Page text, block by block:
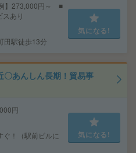
】273,000円～ ■
あり
駅徒歩13分
気になる!
〇あんしん長期！貿易事
円
！（駅前ビルに
気になる!